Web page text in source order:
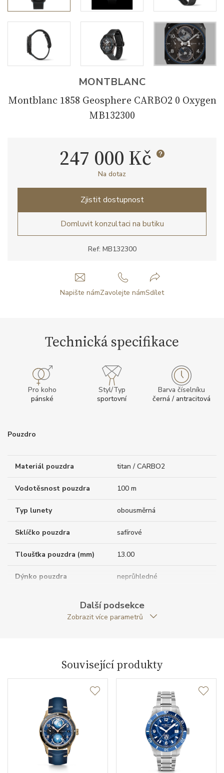
+ 1
MONTBLANC
Montblanc 1858 Geosphere CARBO2 0 Oxygen
MB132300
Ref: MB132300
247 000 Kč
Na dotaz
Zjistit dostupnost
Domluvit konzultaci na butiku
Napište námZavolejte námSdílet
Technická specifikace
Pro koho
pánské
Styl/Typ
sportovní
Barva číselníku
černá / antracitová
Pouzdro
Materiál pouzdra titan / CARBO2
Vodotěsnost pouzdra 100 m
Typ lunety obousměrná
Sklíčko pouzdra safírové
Tloušťka pouzdra (mm) 13.00
Dýnko pouzdra neprůhledné
kulatý
Typ strojku MB 2925 Montblanc
Rezerva chodu strojku
Kalibr strojku automatický nátah
Další podsekce
Zobrazit více parametrů
Související produkty